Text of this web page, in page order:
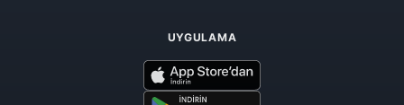
UYGULAMA